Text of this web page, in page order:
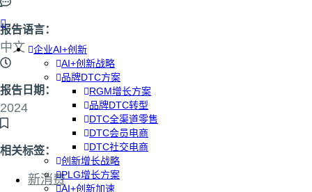
企业AI+创新
AI+创新战略
品牌DTC方案
RGM增长方案
品牌DTC转型
DTC全渠道零售
DTC会员电商
DTC社交电商
创新增长战略
PLG增长方案
AI+创新加速
报告语言：
中文
报告日期：
2024
相关标签：
新消费